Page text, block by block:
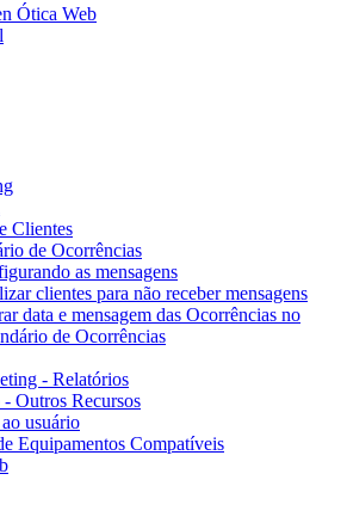
Ótica Web
Clientes
de Ocorrências
as mensagens
clientes para não receber mensagens
data e mensagem das Ocorrências no
de Ocorrências
- Relatórios
Outros Recursos
usuário
Equipamentos Compatíveis